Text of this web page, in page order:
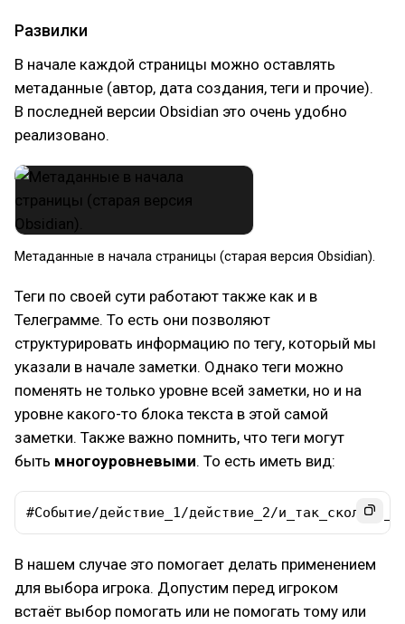
Развилки
В начале каждой страницы можно оставлять
метаданные (автор, дата создания, теги и прочие).
В последней версии Obsidian это очень удобно
реализовано.
Метаданные в начала страницы (старая версия Obsidian).
Теги по своей сути работают также как и в
Телеграмме. То есть они позволяют
структурировать информацию по тегу, который мы
указали в начале заметки. Однако теги можно
поменять не только уровне всей заметки, но и на
уровне какого-то блока текста в этой самой
заметки. Также важно помнить, что теги могут
быть многоуровневыми. То есть иметь вид:
#Событие/действие_1/действие_2/
В нашем случае это помогает делать применением
для выбора игрока. Допустим перед игроком
встаёт выбор помогать или не помогать тому или